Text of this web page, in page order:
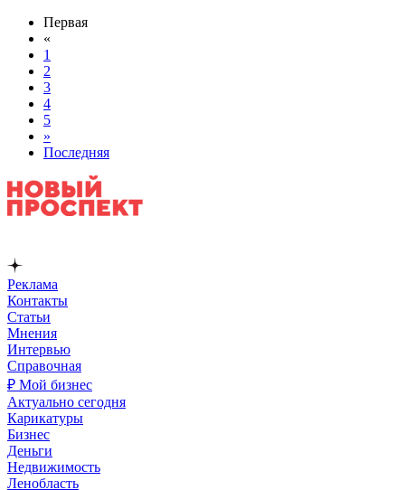
Первая
«
1
2
3
4
5
»
Последняя
Реклама
Контакты
Статьи
Мнения
Интервью
Справочная
₽ Мой бизнес
Актуально сегодня
Карикатуры
Бизнес
Деньги
Недвижимость
Ленобласть